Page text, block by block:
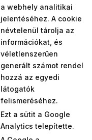
a webhely analitikai
jelentéséhez. A cookie
névtelenül tárolja az
információkat, és
véletlenszerűen
generált számot rendel
hozzá az egyedi
látogatók
felismeréséhez.
Ezt a sütit a Google
Analytics telepítette.